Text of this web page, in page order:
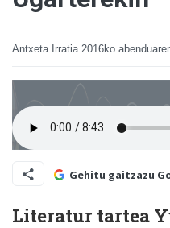
Antxeta Irratia 2016ko
Gehitu gaitzazu
Literatur tartea